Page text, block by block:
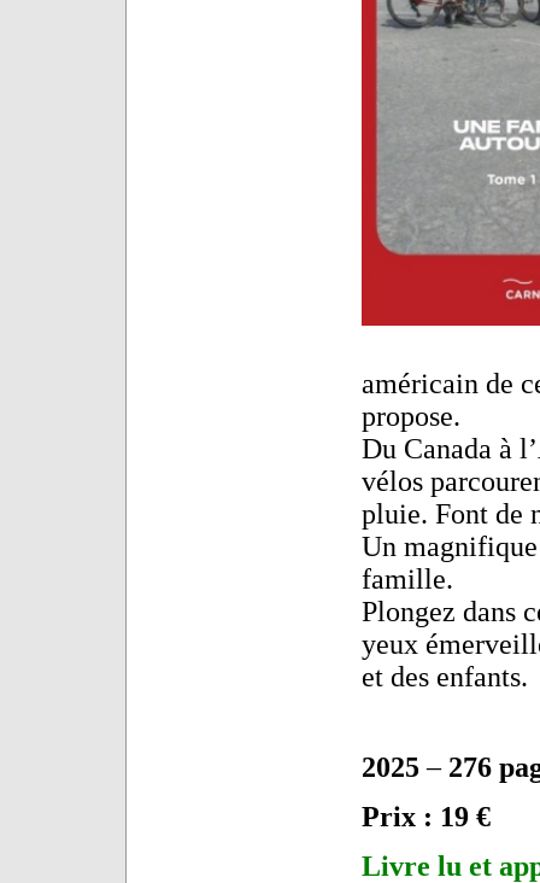
américain de
propose.
Du Canada à
vélos
pluie. Font de
Un magnifique
famille.
Plongez dans
yeux
et des enfants.
2025– 276
Prix : 19 €
Livre lu et